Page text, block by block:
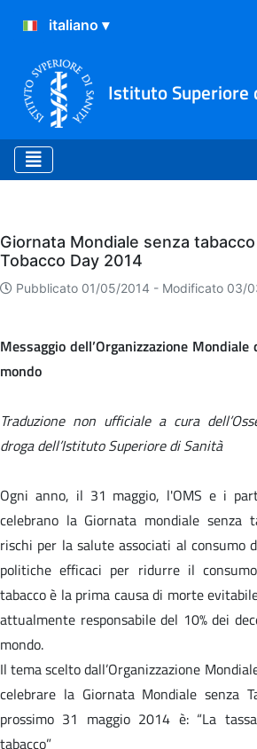
Istituto Superiore
Eventi
Giornata Mondiale senza
Tobacco Day 2014
Pubblicato 01/05/2014 - Modificato 03/
Messaggio dell’Organizzazione
mondo
Traduzione non ufficiale a cura
droga dell’Istituto Superiore di Sanità
Ogni anno, il 31 maggio, l'OMS e i
celebrano la Giornata mondiale senza
rischi per la salute associati al consumo
politiche efficaci per ridurre il
tabacco è la prima causa di morte
attualmente responsabile del 10% dei
mondo.
Il tema scelto dall’Organizzazione
celebrare la Giornata Mondiale senza
prossimo 31 maggio 2014 è: “La
tabacco”